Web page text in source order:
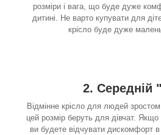
розміри і вага, що буде дуже
дитині. Не варто купувати для
крісло буде дуже
2. Середній
Відмінне крісло для людей
цей розмір беруть для дівчат.
ви будете відчувати дискомфорт